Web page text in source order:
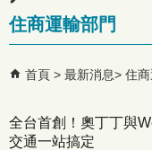
住商運輸部門
首頁 最新消息 住
全台首創！奧丁丁與
交通一站搞定